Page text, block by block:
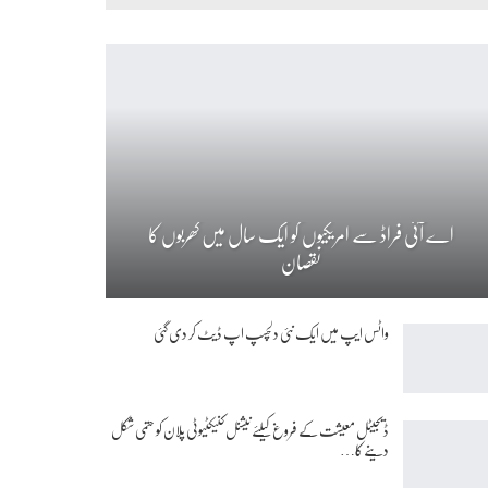
اے آئی فراڈ سے امریکیوں کو ایک سال میں کھربوں کا
نقصان
واٹس ایپ میں ایک نئی دلچسپ اپ ڈیٹ کر دی گئی
ڈیجیٹل معیشت کے فروغ کیلئے نیشنل کنیکٹیوٹی پلان کو حتمی شکل
دینے کا…